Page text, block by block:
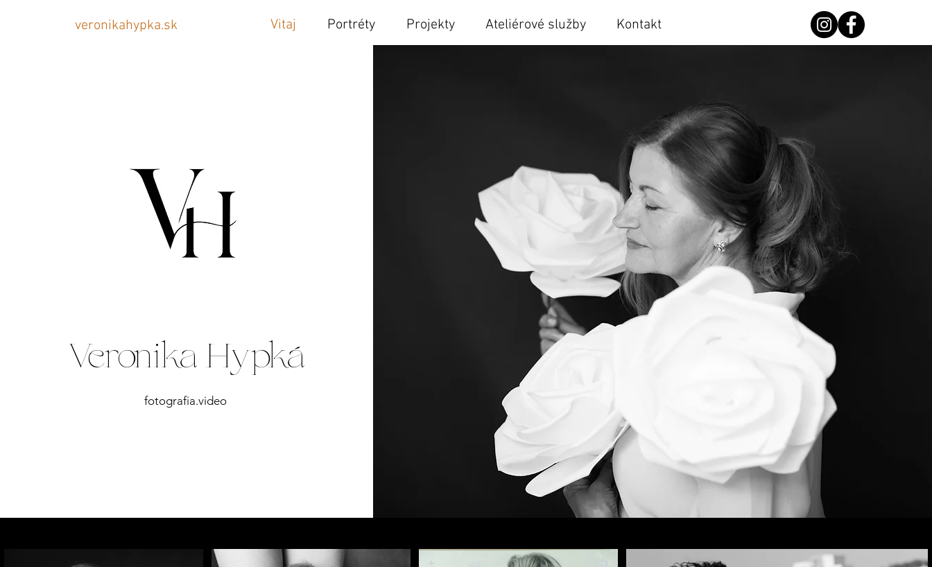
veronikahypka.sk Vitaj Portréty Projekty Ateliérové služby Kontakt
Veronika Hypká
fotografia.video